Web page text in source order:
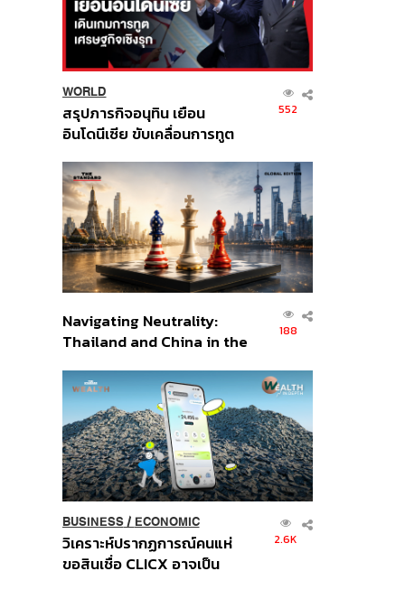
WORLD
สรุปภารกิจอนุทิน เยือน
อินโดนีเซีย ขับเคลื่อนการทูต
ส่วนยุทธศาสตร์ไทย –
อินโดนีเซีย
552
Navigating Neutrality:
Thailand and China in the
Order
188
BUSINESS/ ECONOMIC
วิเคราะห์ปรากฏการณ์คนแห่
ขอสินเชื่อ CLICX อาจเป็น
2.6K